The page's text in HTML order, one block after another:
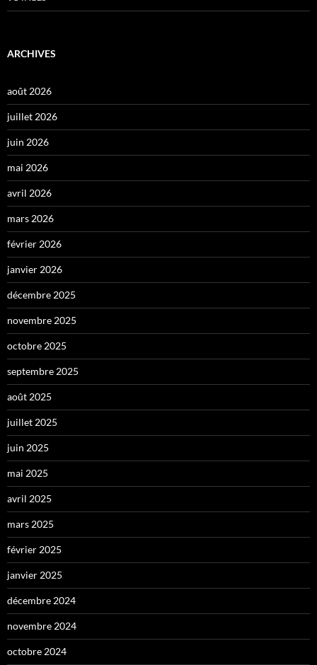
ARCHIVES
août 2026
juillet 2026
juin 2026
mai 2026
avril 2026
mars 2026
février 2026
janvier 2026
décembre 2025
novembre 2025
octobre 2025
septembre 2025
août 2025
juillet 2025
juin 2025
mai 2025
avril 2025
mars 2025
février 2025
janvier 2025
décembre 2024
novembre 2024
octobre 2024